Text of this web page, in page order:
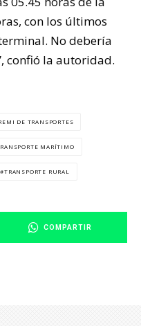
con los últimos
No debería
confió la autoridad.
DE TRANSPORTES
MARÍTIMO
TRANSPORTE RURAL
COMPARTIR